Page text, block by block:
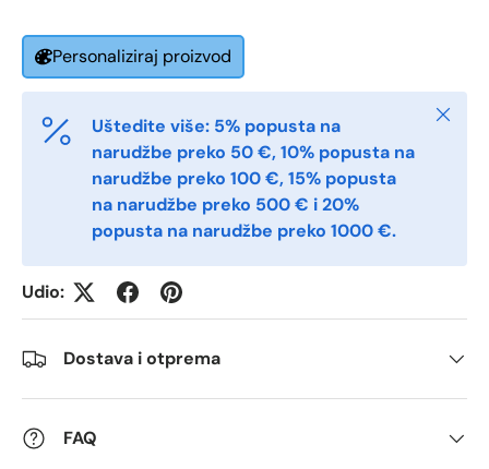
Quantity *
Comments
Personaliziraj proizvod
Uštedite više: 5% popusta na
narudžbe preko 50 €, 10% popusta na
narudžbe preko 100 €, 15% popusta
na narudžbe preko 500 € i 20%
popusta na narudžbe preko 1000 €.
Udio:
Dostava i otprema
FAQ